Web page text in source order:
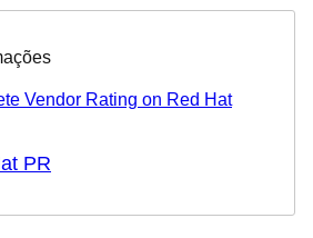
Vendor Rating on Red Hat
PR